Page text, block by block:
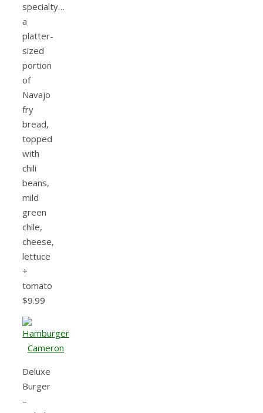
specialty…
a
platter-
sized
portion
of
Navajo
fry
bread,
topped
with
chili
beans,
mild
green
chile,
cheese,
lettuce
+
tomato
$9.99
Deluxe
Burger
–